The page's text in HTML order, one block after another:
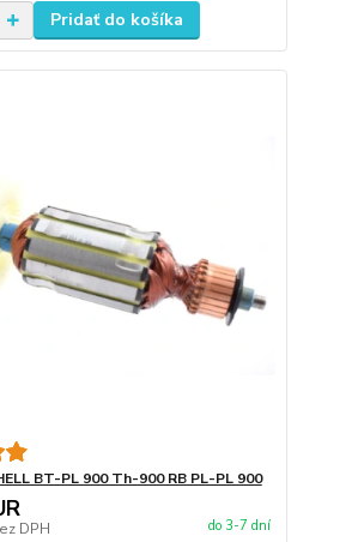
Pridať do košíka
BT-PL 900 Th-900 RB PL-PL 900
DPH do 3-7 dní